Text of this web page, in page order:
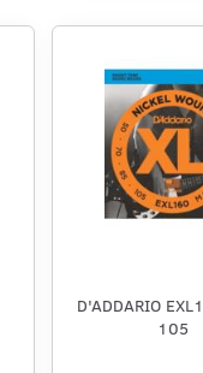
D'ADDARIO
105